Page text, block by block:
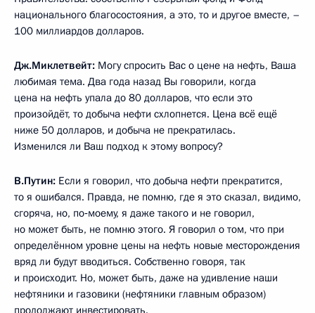
национального благосостояния, а это, то и другое вместе, –
100 миллиардов долларов.
Дж.Миклетвейт: Могу спросить Вас о цене на нефть, Ваша
любимая тема. Два года назад Вы говорили, когда
цена на нефть упала до 80 долларов, что если это
произойдёт, то добыча нефти схлопнется. Цена всё ещё
ниже 50 долларов, и добыча не прекратилась.
Изменился ли Ваш подход к этому вопросу?
В.Путин: Если я говорил, что добыча нефти прекратится,
то я ошибался. Правда, не помню, где я это сказал, видимо,
сгоряча, но, по‑моему, я даже такого и не говорил,
но может быть, не помню этого. Я говорил о том, что при
определённом уровне цены на нефть новые месторождения
вряд ли будут вводиться. Собственно говоря, так
и происходит. Но, может быть, даже на удивление наши
нефтяники и газовики (нефтяники главным образом)
продолжают инвестировать.